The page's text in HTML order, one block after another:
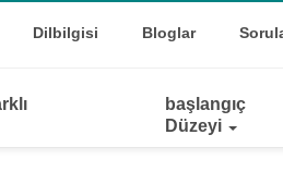
Dropdown
Top
Dilbilgisi Bloglar
başlangıç
Düzeyi